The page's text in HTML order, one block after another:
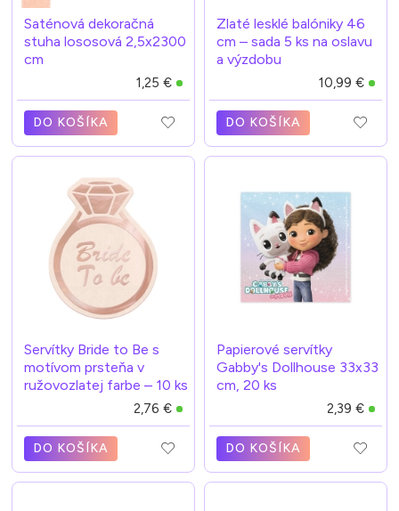
Saténová dekoračná
stuha lososová 2,5x2300
cm
1,25 €
DO KOŠÍKA
Zlaté lesklé balóniky 46
cm – sada 5 ks na oslavu
a výzdobu
10,99 €
DO KOŠÍKA
Servítky Bride to Be s
motívom prsteňa v
ružovozlatej farbe – 10 ks
2,76 €
DO KOŠÍKA
Papierové servítky
Gabby's Dollhouse 33x33
cm, 20 ks
2,39 €
DO KOŠÍKA